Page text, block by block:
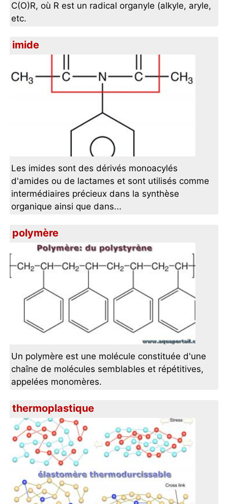
C(O)R, où R est un radical organyle (alkyle, aryle,
etc.
imide
Les imides sont des dérivés monoacylés
d'amides ou de lactames et sont utilisés comme
intermédiaires précieux dans la synthèse
organique ainsi que dans...
polymère
Un polymère est une molécule constituée d'une
chaîne de molécules semblables et répétitives,
appelées monomères.
thermoplastique